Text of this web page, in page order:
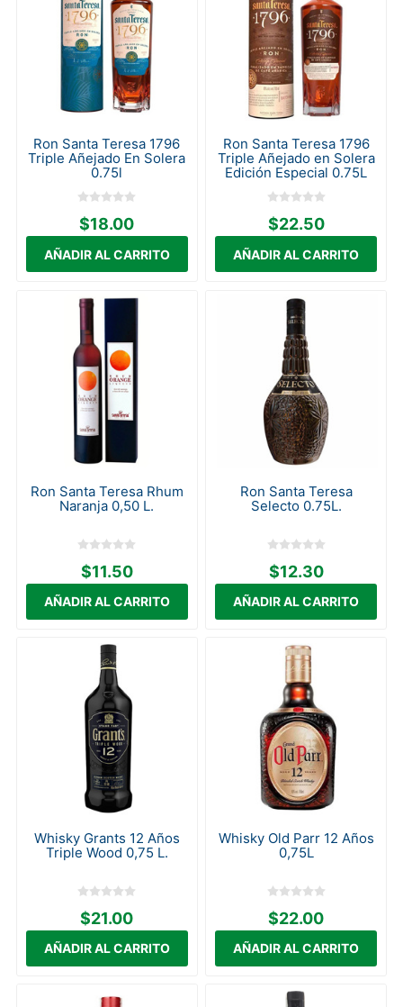
Ron Santa Teresa 1796
Triple Añejado En Solera
0.75l
$18.00
Ron Santa Teresa 1796
Triple Añejado en Solera
Edición Especial 0.75L
$22.50
Ron Santa Teresa Rhum
Naranja 0,50 L.
$11.50
Ron Santa Teresa
Selecto 0.75L.
$12.30
Whisky Grants 12 Años
Triple Wood 0,75 L.
$21.00
Whisky Old Parr 12 Años
0,75L
$22.00